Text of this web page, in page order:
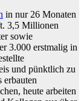
in nur 26 Monaten
3,5 Millionen
sowie
3.000 erstmalig in
und pünktlich zu
erbauten
heute arbeiten